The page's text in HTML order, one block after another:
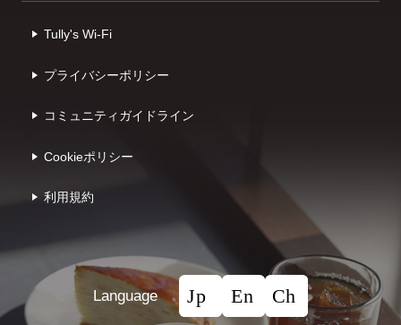
Tully's Wi-Fi
プライバシーポリシー
コミュニティガイドライン
Cookieポリシー
利⽤規約
Language